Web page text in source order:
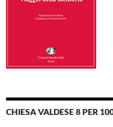
CHIESA VALDESE 8 PER